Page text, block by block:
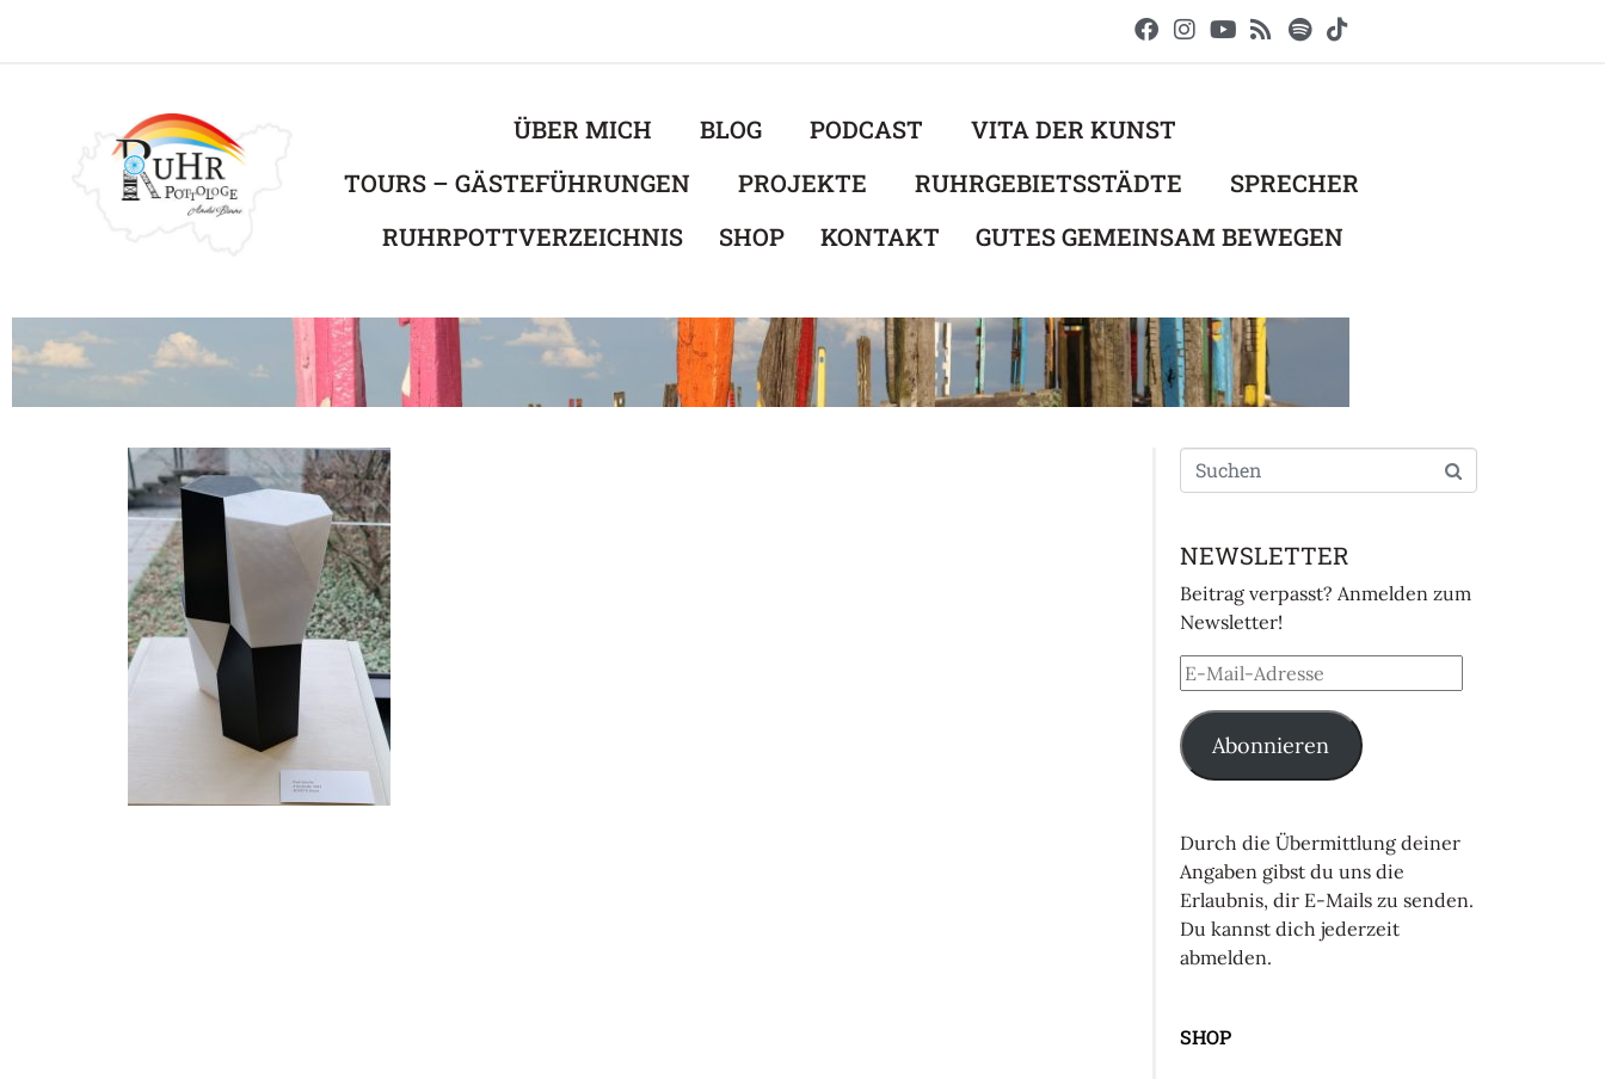
ÜBER MICH BLOG PODCAST
VITA DER KUNST
TOURS – GÄSTEFÜHRUNGEN
PROJEKTE RUHRGEBIETSSTÄDTE
SPRECHER
RUHRPOTTVERZEICHNIS
SHOP KONTAKT GUTES GEMEINSAM BEWEGEN
NEWSLETTER
Beitrag verpasst? Anmelden zum
Newsletter!
Abonnieren
Durch die Übermittlung deiner
Angaben gibst du uns die
Erlaubnis, dir E-Mails zu senden.
Du kannst dich jederzeit
abmelden.
SHOP